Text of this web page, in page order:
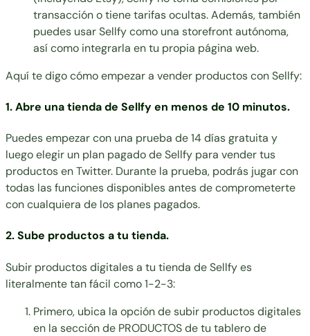
transacción o tiene tarifas ocultas. Además, también
puedes usar Sellfy como una storefront autónoma,
así como integrarla en tu propia página web.
Aquí te digo cómo empezar a vender productos conSellfy:
1. Abre una tienda de Sellfy en menos de 10 minutos.
Puedes empezar con una prueba de 14 días gratuita y
luego elegir un plan pagado de Sellfy para vender tus
productos en Twitter. Durante la prueba, podrás jugar con
todas las funciones disponibles antes de comprometerte
con cualquiera de los planes pagados.
2. Sube productos a tu tienda.
Subir productos digitales a tu tienda de Sellfy es
literalmente tan fácil como 1-2-3:
Primero, ubica la opción de subir productos digitales
en la sección de PRODUCTOS de tu tablero de